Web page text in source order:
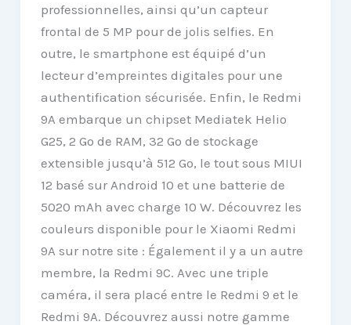
professionnelles, ainsi qu’un capteur
frontal de 5 MP pour de jolis selfies. En
outre, le smartphone est équipé d’un
lecteur d’empreintes digitales pour une
authentification sécurisée. Enfin, le Redmi
9A embarque un chipset Mediatek Helio
G25, 2 Go de RAM, 32 Go de stockage
extensible jusqu’à 512 Go, le tout sous MIUI
12 basé sur Android 10 et une batterie de
5020 mAh avec charge 10 W. Découvrez les
couleurs disponible pour le Xiaomi Redmi
9A sur notre site : Également il y a un autre
membre, la Redmi 9C. Avec une triple
caméra, il sera placé entre le Redmi 9 et le
Redmi 9A. Découvrez aussi notre gamme